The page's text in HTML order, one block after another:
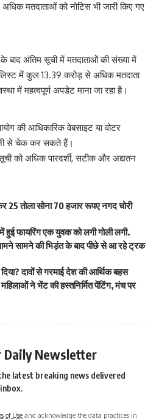
मतदाताओं को नोटिस भी जारी किए गए
के बाद अंतिम सूची में मतदाताओं की संख्या में
में कुल 13.39 करोड़ से अधिक मतदाता
में महत्वपूर्ण अपडेट माना जा रहा है।
की आधिकारिक वेबसाइट या वोटर
से चेक कर सकते हैं।
को अधिक पारदर्शी, सटीक और अद्यतन
25 तोला सोना 70 हजार रूपए नगद चोरी
में हुई फायरिंग एक युवक को लगी गोली लगी.
आमने सामने की भिड़ंत के बाद पीछे से आ रहे ट्रक
दावों से गरमाई देश की आर्थिक बहस
महिलाओं ने भेंट की हस्तनिर्मित पेंटिंग, मंच पर
Daily Newsletter
latest breaking news delivered
of Use and acknowledge the data practices in